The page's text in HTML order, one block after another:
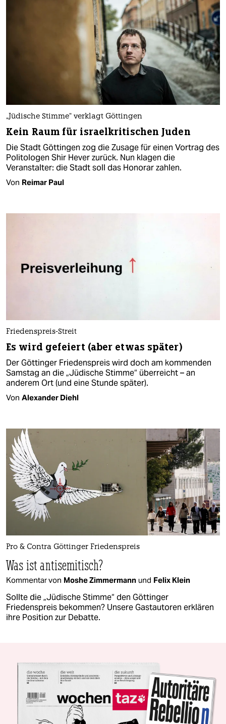
„Jüdische Stimme“ verklagt Göttingen
Kein Raum für israelkritischen Juden
Die Stadt Göttingen zog die Zusage für einen Vortrag des
Politologen Shir Hever zurück. Nun klagen die
Veranstalter: die Stadt soll das Honorar zahlen.
Von Reimar Paul
Friedenspreis-Streit
Es wird gefeiert (aber etwas später)
Der Göttinger Friedenspreis wird doch am kommenden
Samstag an die „Jüdische Stimme“ überreicht – an
anderem Ort (und eine Stunde später).
Von Alexander Diehl
Pro & Contra Göttinger Friedenspreis
Was ist antisemitisch?
Kommentar von Moshe Zimmermann und Felix Klein
Sollte die „Jüdische Stimme“ den Göttinger
Friedenspreis bekommen? Unsere Gastautoren erklären
ihre Position zur Debatte.